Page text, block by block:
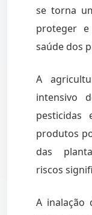
se torna
proteger
saúde dos
A
intensivo
pesticidas
produtos
das
riscos
A inalação